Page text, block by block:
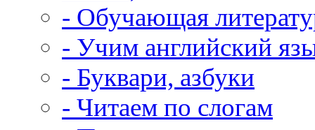
- Обучающая
- Учим английский
- Буквари, азбуки
- Читаем по слогам